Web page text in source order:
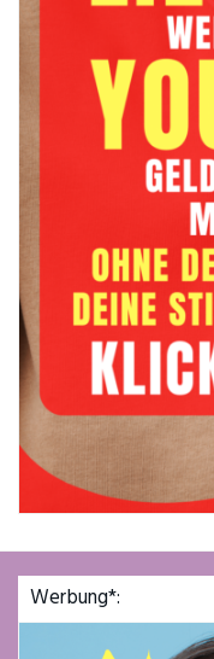
Werbung*: